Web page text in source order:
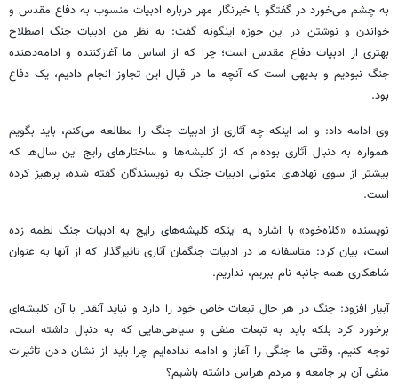
به چشم می‌خورد در گفتگو با خبرنگار مهر درباره ادبیات منسوب به دفاع مقدس و
خواندن و نوشتن در این حوزه اینگونه گفت: به نظر من ادبیات جنگ اصطلاح
بهتری از ادبیات دفاع مقدس است؛ چرا که از اساس ما آغازکننده و ادامه‌دهنده
جنگ نبودیم و بدیهی است که آنچه ما در قبال این تجاوز انجام دادیم، یک دفاع
بود.
وی ادامه داد: و اما اینکه چه آثاری از ادبیات جنگ را مطالعه می‌کنم، باید بگویم
همواره به دنبال آثاری بوده‌ام که از کلیشه‌ها و ساختارهای رایج این سال‌ها که
بیشتر از سوی نهادهای متولی ادبیات جنگ به نویسندگان گفته شده، پرهیز کرده
است.
نویسنده «کلاه‌خود» با اشاره به اینکه کلیشه‌های رایج به ادبیات جنگ لطمه زده
است، بیان کرد: متاسفانه ما در ادبیات جنگمان آثاری تاثیرگذار که از آنها به عنوان
شاهکاری همه جانبه نام ببریم، نداریم.
آبیار افزود: جنگ در هر حال تبعات خاص خود را دارد و نباید آنقدر با آن کلیشه‌ای
برخورد کرد بلکه باید به تبعات منفی و سیاهی‌هایی که به دنبال داشته است،
توجه کنیم. وقتی ما جنگی را آغاز و ادامه نداده‌ایم چرا باید از نشان دادن تاثیرات
منفی آن بر جامعه و مردم هراس داشته باشیم؟